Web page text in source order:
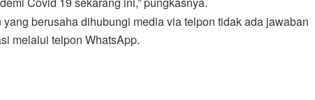
berusaha dihubungi media via telpon tidak ada jawaban
melalui telpon WhatsApp.